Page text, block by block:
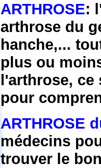
ARTHROSE:
arthrose du
hanche,...
plus ou
l'arthrose,
pour
ARTHROSE
médecins
trouver le